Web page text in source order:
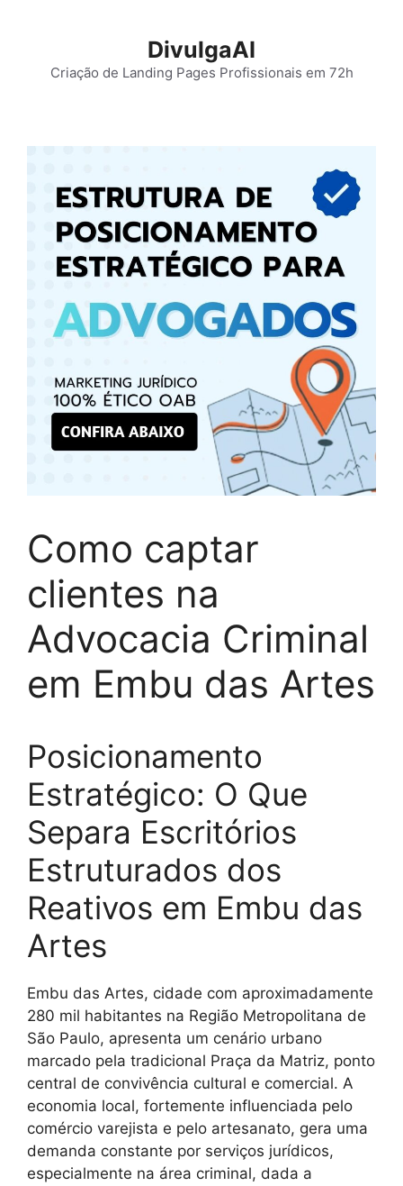
conteúdo
DivulgaAI
Criação de Landing Pages Profissionais em 72h
Como captar
clientes na
Advocacia Criminal
em Embu das Artes
Posicionamento
Estratégico: O Que
Separa Escritórios
Estruturados dos
Reativos em Embu das
Artes
Embu das Artes, cidade com aproximadamente
280 mil habitantes na Região Metropolitana de
São Paulo, apresenta um cenário urbano
marcado pela tradicional Praça da Matriz, ponto
central de convivência cultural e comercial. A
economia local, fortemente influenciada pelo
comércio varejista e pelo artesanato, gera uma
demanda constante por serviços jurídicos,
especialmente na área criminal, dada a